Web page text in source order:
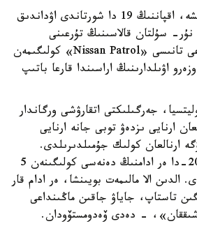
ۆەدومستۆونىڭ مالىمەتىنشە، اقپاننىڭ 19 دا شورتاندى اۋداندىق
سۇلتان قالاسىنىڭ تۇرعىنى
حابارلاسىپ، 53 جاستاعى تانىسى «Nissan Patrol» كولىگىمەن
اۋىلدارىنىڭ اراسىندا قارعا باتىپ
جەرگىلىكتى اتقارۋشى ورگاندار
ارنايى ىزدەۋ توبى جانە ارنايى
ارنالعان كولىك جۇمىلدىرىلدى.
ناتيجەسىندە اقپاننىڭ 20-دا ەر ادامنىڭ دەنەسى كولىگىنەن 5
الدىن الا مالىمەت بويىنشا، ەر ادام قار
تاستاپ، جاياۋ جاقىن ماڭىنداعى
- دەدى ۆەدومستۆودان.